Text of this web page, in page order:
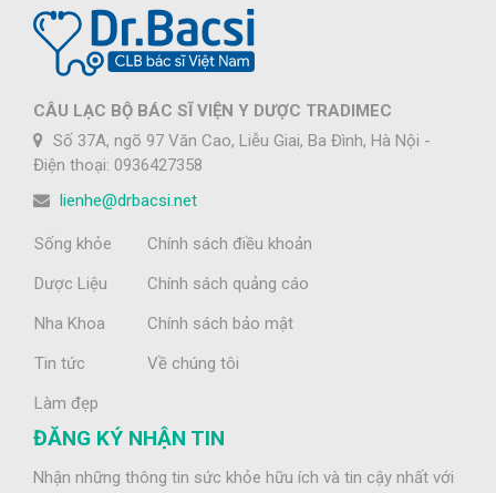
CÂU LẠC BỘ BÁC SĨ VIỆN Y DƯỢC TRADIMEC
Số 37A, ngõ 97 Văn Cao, Liễu Giai, Ba Đình, Hà Nội -
Điện thoại: 0936427358
lienhe@drbacsi.net
Sống khỏe
Dược Liệu
Nha Khoa
Tin tức
Làm đẹp
Chính sách điều khoản
Chính sách quảng cáo
Chính sách bảo mật
Về chúng tôi
ĐĂNG KÝ NHẬN TIN
Nhận những thông tin sức khỏe hữu ích và tin cậy nhất với